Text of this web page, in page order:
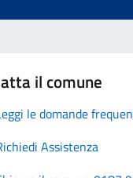
il comune
le domande
Assistenza